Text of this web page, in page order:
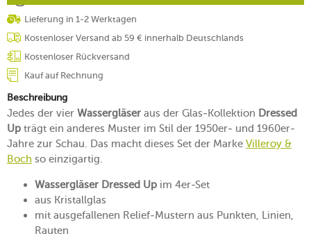
Lieferung in 1-2 Werktagen
Kostenloser Versand ab 59 € innerhalb Deutschlands
Kostenloser Rückversand
Kauf auf Rechnung
Beschreibung
Jedes der vier Wassergläser aus der Glas-Kollektion Dressed
Up trägt ein anderes Muster im Stil der 1950er- und 1960er-
Jahre zur Schau. Das macht dieses Set der Marke Villeroy &
Boch so einzigartig.
Wassergläser Dressed Up im 4er-Set
aus Kristallglas
mit ausgefallenen Relief-Mustern aus Punkten, Linien,
Rauten